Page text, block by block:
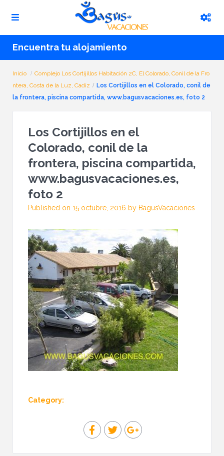
Encuentra tu alojamiento
Inicio
Complejo Los Cortijillos Habitación 2C, El Colorado, Conil de la Fro
ntera, Costa de la Luz, Cadiz
Los Cortijillos en el Colorado, conil de
la frontera, piscina compartida, www.bagusvacaciones.es, foto 2
Los Cortijillos en el
Colorado, conil de la
frontera, piscina compartida,
www.bagusvacaciones.es,
foto 2
Published on 15 octubre, 2016 by BagusVacaciones
Category: